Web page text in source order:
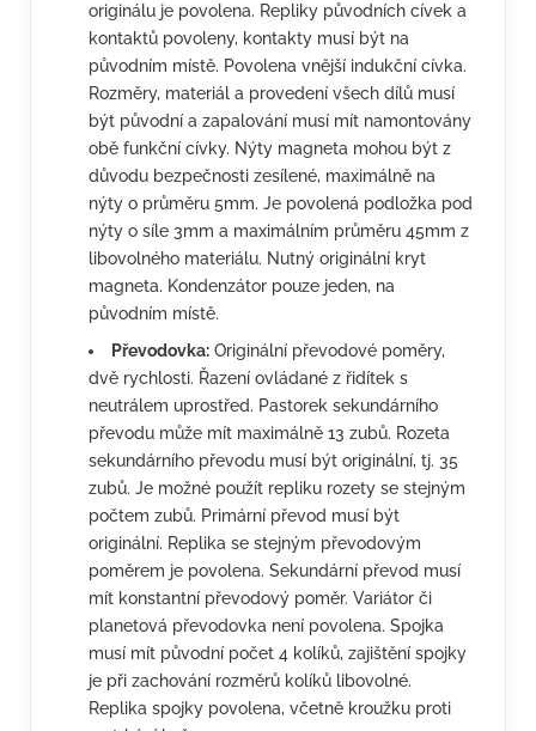
originálu je povolena. Repliky původních cívek a
kontaktů povoleny, kontakty musí být na
původním místě. Povolena vnější indukční cívka.
Rozměry, materiál a provedení všech dílů musí
být původní a zapalování musí mít namontovány
obě funkční cívky. Nýty magneta mohou být z
důvodu bezpečnosti zesílené, maximálně na
nýty o průměru 5mm. Je povolená podložka pod
nýty o síle 3mm a maximálním průměru 45mm z
libovolného materiálu. Nutný originální kryt
magneta. Kondenzátor pouze jeden, na
původním místě.
Převodovka: Originální převodové poměry,
dvě rychlosti. Řazení ovládané z řidítek s
neutrálem uprostřed. Pastorek sekundárního
převodu může mít maximálně 13 zubů. Rozeta
sekundárního převodu musí být originální, tj. 35
zubů. Je možné použít repliku rozety se stejným
počtem zubů. Primární převod musí být
originální. Replika se stejným převodovým
poměrem je povolena. Sekundární převod musí
mít konstantní převodový poměr. Variátor či
planetová převodovka není povolena. Spojka
musí mít původní počet 4 kolíků, zajištění spojky
je při zachování rozměrů kolíků libovolné.
Replika spojky povolena, včetně kroužku proti